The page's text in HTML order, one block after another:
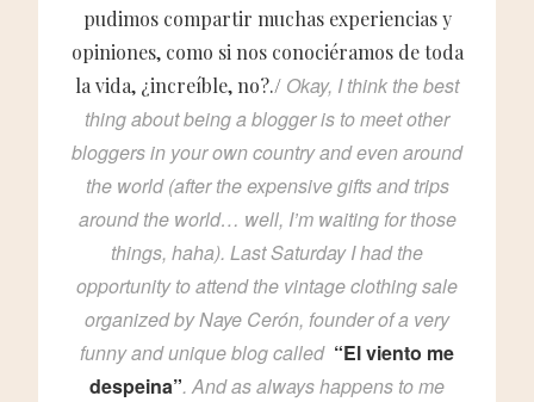
pudimos compartir muchas experiencias y
opiniones, como si nos conociéramos de toda
la vida, ¿increíble, no?./ Okay, I think the best
thing about being a blogger is to meet other
bloggers in your own country and even around
the world (after the expensive gifts and trips
around the world… well, I’m waiting for those
things, haha). Last Saturday I had the
opportunity to attend the vintage clothing sale
organized by Naye Cerón, founder of a very
funny and unique blog called “El viento me
despeina”. And as always happens to me